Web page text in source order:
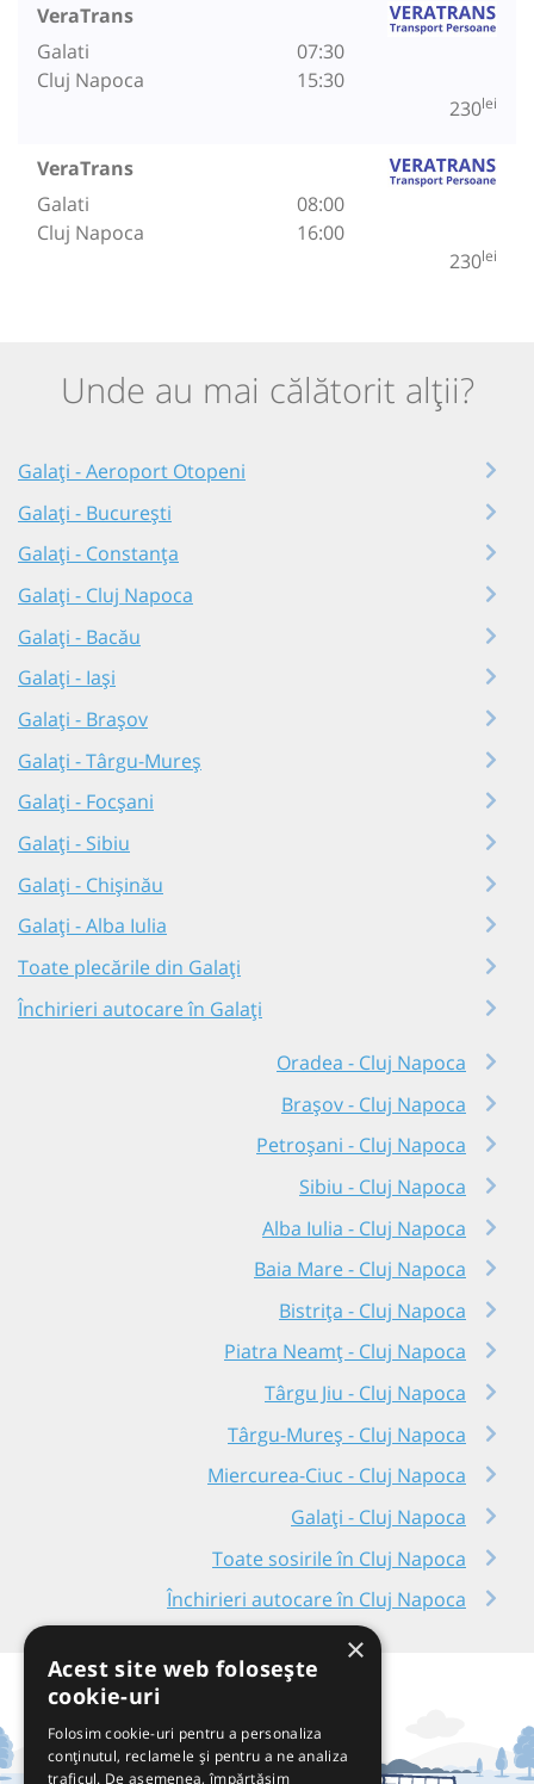
VeraTrans
Galati
Cluj Napoca
07:30
15:30
230lei
VeraTrans
Galati
Cluj Napoca
08:00
16:00
230lei
Unde au mai călătorit alții?
Galați - Aeroport Otopeni
Galați - București
Galați - Constanța
Galați - Cluj Napoca
Galați - Bacău
Galați - Iași
Galați - Brașov
Galați - Târgu-Mureș
Galați - Focșani
Galați - Sibiu
Galați - Chișinău
Galați - Alba Iulia
Toate plecările din Galați
Închirieri autocare în Galați
Oradea - Cluj Napoca
Brașov - Cluj Napoca
Petroșani - Cluj Napoca
Sibiu - Cluj Napoca
Alba Iulia - Cluj Napoca
Baia Mare - Cluj Napoca
Bistrița - Cluj Napoca
Piatra Neamț - Cluj Napoca
Târgu Jiu - Cluj Napoca
Târgu-Mureș - Cluj Napoca
Miercurea-Ciuc - Cluj Napoca
Galați - Cluj Napoca
Toate sosirile în Cluj Napoca
Închirieri autocare în Cluj Napoca
×
Acest site web folosește
cookie-uri
Folosim cookie-uri pentru a personaliza
conținutul, reclamele și pentru a ne analiza
traficul. De asemenea, împărtășim